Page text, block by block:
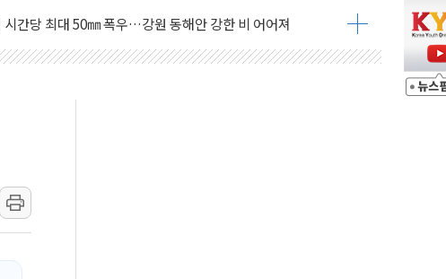
시간당 최대 50㎜ 폭우…강원 동해안 강한 비 어어져
참변…60대 환경미화원 수거차에 치여 사망
때문에 손해 보는 일 없게"…'결혼 페널티' 22개 과제 손본다
벌서 해루질 중 실종 60대 나흘만에 숨진 채 발견
어머니 흉기 살해 10대 아들 체포
석에 '뻔뻔' 받아친 정청래…제주 연설서 신경전 고조
편 재검토 지시…與 "적극 환영"·野 "졸속 국정"